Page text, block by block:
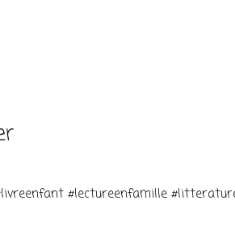
#lectureenfamille